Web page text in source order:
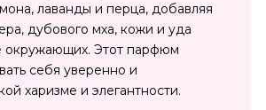
лаванды и перца, добавляя
дубового мха, кожи и уда
окружающих. Этот парфюм
себя уверенно и
харизме и элегантности.